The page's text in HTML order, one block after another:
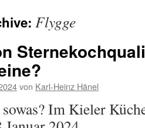
Flygge
von Karl-Heinz Hänel
sowas? Im Kieler